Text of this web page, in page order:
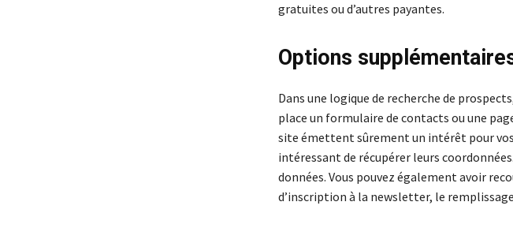
gratuites ou d’autres payantes.
Options
Dans une logique de recherche de
place un formulaire de contacts ou une
site émettent sûrement un intérêt pour
intéressant de récupérer leurs
données. Vous pouvez également avoir
d’inscription à la newsletter, le remplissage